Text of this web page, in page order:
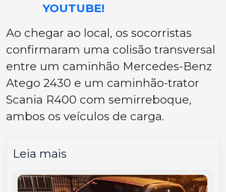
YOUTUBE!
Ao chegar ao local, os socorristas
confirmaram uma colisão transversal
entre um caminhão Mercedes-Benz
Atego 2430 e um caminhão-trator
Scania R400 com semirreboque,
ambos os veículos de carga.
Leia mais